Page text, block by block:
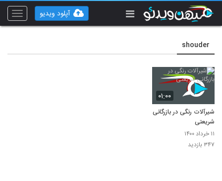
Toggle
آپلود ویدیو
shouder
۰۱:۰۰
شیرآلات رنگی در بازرگانی
شریعتی
۱۱ خرداد ۱۴۰۰
۳۴۷ بازدید